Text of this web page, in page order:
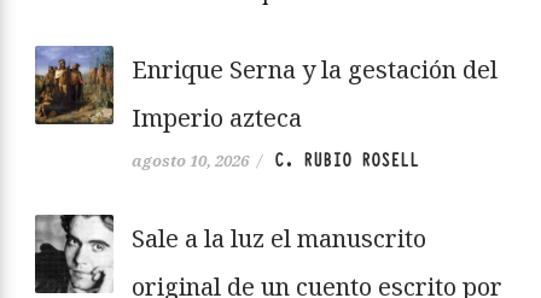
Enrique Serna y la gestación del
Imperio azteca
agosto 10, 2026 / C. RUBIO ROSELL
Sale a la luz el manuscrito
original de un cuento escrito por